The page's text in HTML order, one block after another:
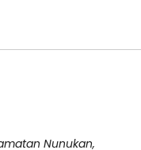
Nunukan,